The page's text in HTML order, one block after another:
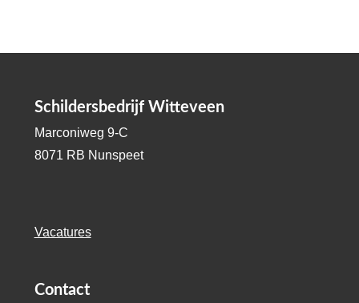
Schildersbedrijf Witteveen
Marconiweg 9-C
8071 RB Nunspeet
Vacatures
Contact